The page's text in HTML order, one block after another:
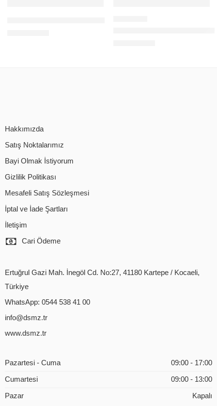
Hakkımızda
Satış Noktalarımız
Bayi Olmak İstiyorum
Gizlilik Politikası
Mesafeli Satış Sözleşmesi
İptal ve İade Şartları
İletişim
Cari Ödeme
Ertuğrul Gazi Mah. İnegöl Cd. No:27, 41180 Kartepe / Kocaeli,
Türkiye
WhatsApp: 0544 538 41 00
info@dsmz.tr
www.dsmz.tr
Pazartesi - Cuma 09:00 - 17:00
Cumartesi 09:00 - 13:00
Pazar Kapalı